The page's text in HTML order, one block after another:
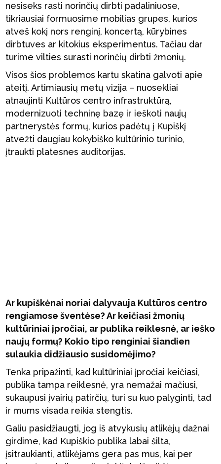
nesiseks rasti norinčių dirbti padaliniuose,
tikriausiai formuosime mobilias grupes, kurios
atveš kokį nors renginį, koncertą, kūrybines
dirbtuves ar kitokius eksperimentus. Tačiau dar
turime vilties surasti norinčių dirbti žmonių.
Visos šios problemos kartu skatina galvoti apie
ateitį. Artimiausių metų vizija – nuosekliai
atnaujinti Kultūros centro infrastruktūrą,
modernizuoti techninę bazę ir ieškoti naujų
partnerystės formų, kurios padėtų į Kupiškį
atvežti daugiau kokybiško kultūrinio turinio,
įtraukti platesnes auditorijas.
Ar kupiškėnai noriai dalyvauja Kultūros centro
rengiamose šventėse? Ar keičiasi žmonių
kultūriniai įpročiai, ar publika reiklesnė, ar ieško
naujų formų? Kokio tipo renginiai šiandien
sulaukia didžiausio susidomėjimo?
Tenka pripažinti, kad kultūriniai įpročiai keičiasi,
publika tampa reiklesnė, yra nemažai mačiusi,
sukaupusi įvairių patirčių, turi su kuo palyginti, tad
ir mums visada reikia stengtis.
Galiu pasidžiaugti, jog iš atvykusių atlikėjų dažnai
girdime, kad Kupiškio publika labai šilta,
įsitraukianti, atlikėjams gera pas mus, kai per